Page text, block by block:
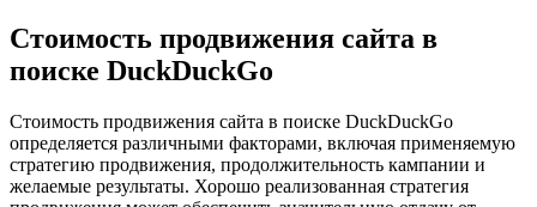
Стоимость продвижения сайта в
поиске DuckDuckGo
Стоимость продвижения сайта в поиске DuckDuckGo
определяется различными факторами, включая применяемую
стратегию продвижения, продолжительность кампании и
желаемые результаты. Хорошо реализованная стратегия